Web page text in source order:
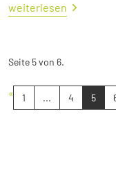
weiterlesen
Seite 5 von 6.
« 1 ... 4 5